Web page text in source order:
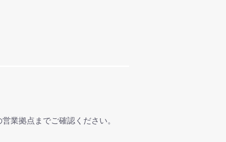
業拠点までご確認ください。